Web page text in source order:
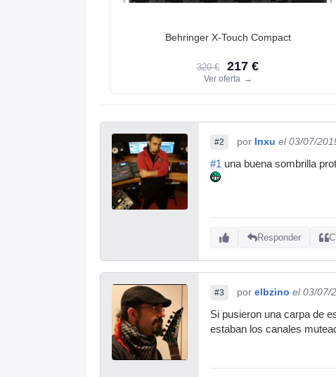
Behringer X-Touch Compact
320 € 217 €
Ver oferta →
#2 por Inxu el 03/07/
#1 una buena sombrilla
Responder
#3 por elbzino el 03/07/
Si pusieron una carpa de
estaban los canales